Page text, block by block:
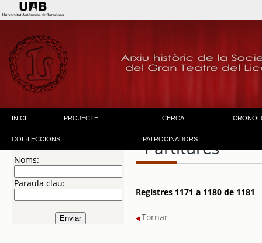
INICI PROJECTE CERCA
COL·LECCIONS PATROCINADORS
Noms:
Paraula clau:
Partitures
Registres 1171 a 1180 de 1181
Tornar